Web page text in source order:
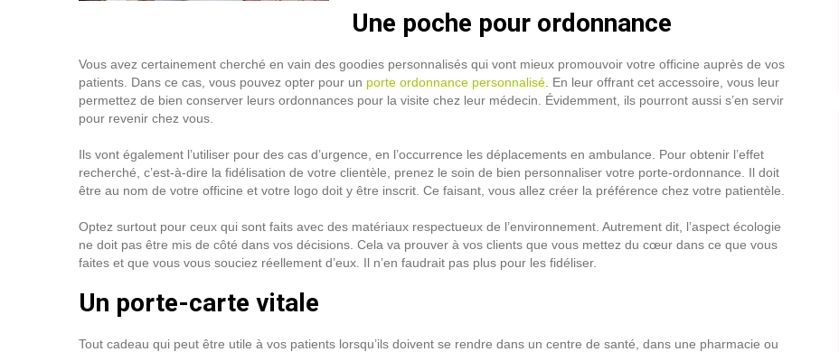
Une poche pour ordonnance
Vous avez certainement cherché en vain des goodies personnalisés qui vont mieux promouvoir votre officine auprès de vos
patients. Dans ce cas, vous pouvez opter pour un porte ordonnance personnalisé . En leur offrant cet accessoire, vous leur
permettez de bien conserver leurs ordonnances pour la visite chez leur médecin. Évidemment, ils pourront aussi s’en servir
pour revenir chez vous.
Ils vont également l’utiliser pour des cas d’urgence, en l’occurrence les déplacements en ambulance. Pour obtenir l’effet
recherché, c’est-à-dire la fidélisation de votre clientèle, prenez le soin de bien personnaliser votre porte-ordonnance. Il doit
être au nom de votre officine et votre logo doit y être inscrit. Ce faisant, vous allez créer la préférence chez votre patientèle.
Optez surtout pour ceux qui sont faits avec des matériaux respectueux de l’environnement. Autrement dit, l’aspect écologie
ne doit pas être mis de côté dans vos décisions. Cela va prouver à vos clients que vous mettez du cœur dans ce que vous
faites et que vous vous souciez réellement d’eux. Il n’en faudrait pas plus pour les fidéliser.
Un porte-carte vitale
Tout cadeau qui peut être utile à vos patients lorsqu’ils doivent se rendre dans un centre de santé, dans une pharmacie ou